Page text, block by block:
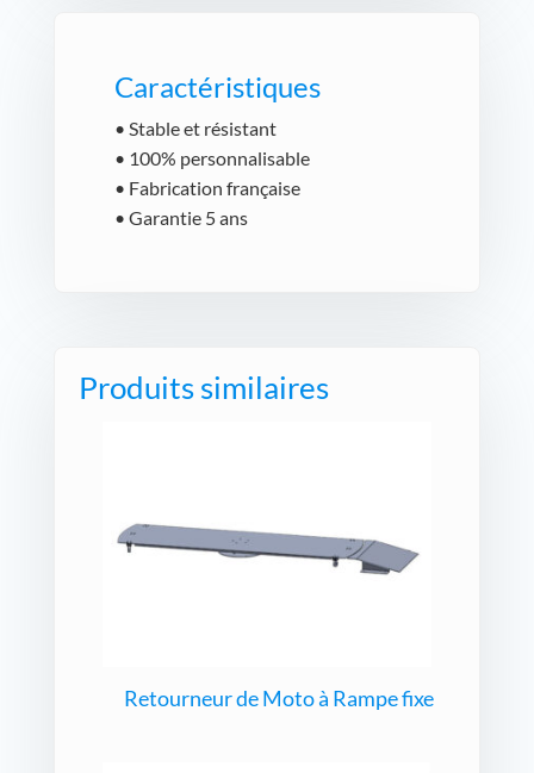
Caractéristiques
• Stable et résistant
• 100% personnalisable
• Fabrication française
• Garantie 5 ans
Produits similaires
Retourneur de Moto à Rampe fixe